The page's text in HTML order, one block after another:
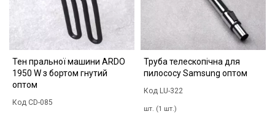
Тен пральної машини ARDO
1950 W з бортом гнутий
оптом
Код CD-085
Труба телескопічна для
пилососу Samsung оптом
Код LU-322
шт. (1 шт.)